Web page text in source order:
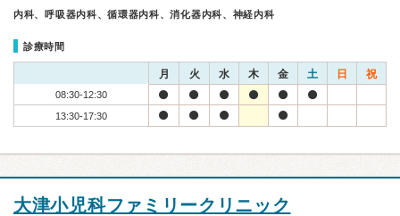
内科、呼吸器内科、循環器内科、消化器内科、神経内科
診療時間
月 火 水 木 金 土 日 祝
08:30-12:30
13:30-17:30
大津小児科ファミリークリニック